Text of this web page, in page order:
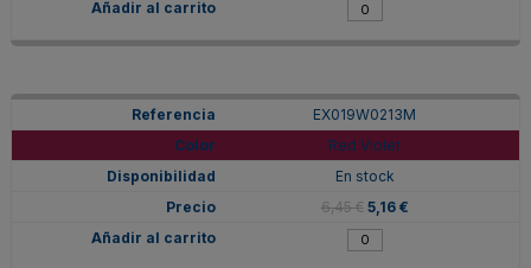
EX019W0213M
Red Violet
En stock
6,45 € 5,16 €